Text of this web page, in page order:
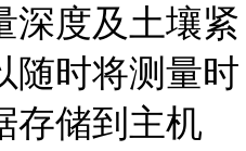
深度及土壤紧
随时将测量时
存储到主机